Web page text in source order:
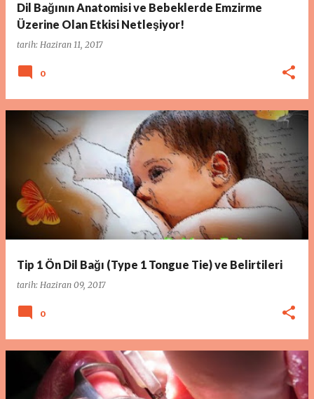
Dil Bağının Anatomisi ve Bebeklerde Emzirme
Üzerine Olan Etkisi Netleşiyor!
tarih: Haziran 11, 2017
0
Tip 1 Ön Dil Bağı (Type 1 Tongue Tie) ve Belirtileri
tarih: Haziran 09, 2017
0